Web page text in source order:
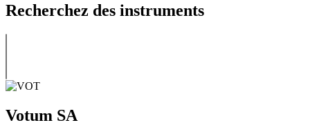
Recherchez des instruments
Votum SA